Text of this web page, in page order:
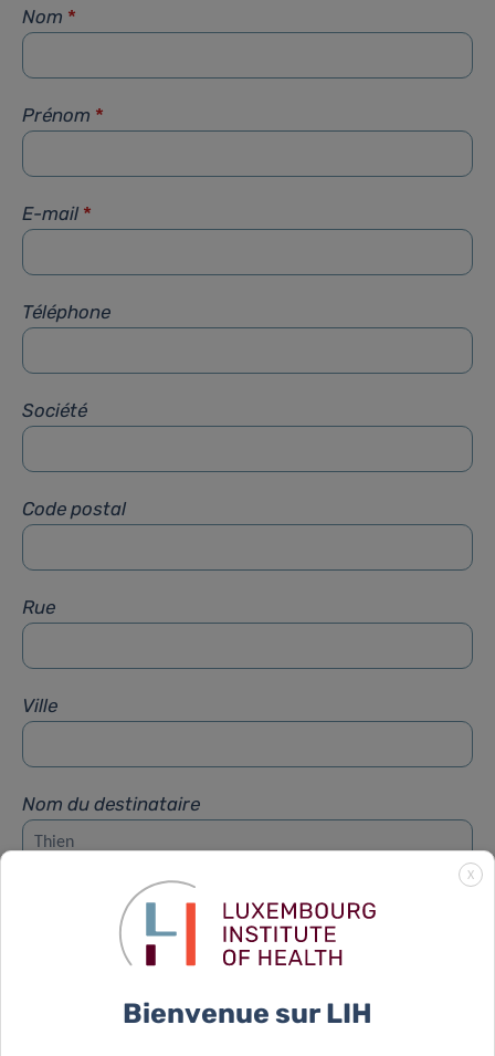
Nom *
Prénom *
E-mail *
Téléphone
Société
Code postal
Rue
Ville
Nom du destinataire
Prénom du destinataire
X
Bienvenue sur LIH